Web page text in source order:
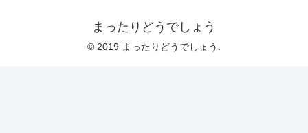
まったりどうでしょう
© 2019 まったりどうでしょう.